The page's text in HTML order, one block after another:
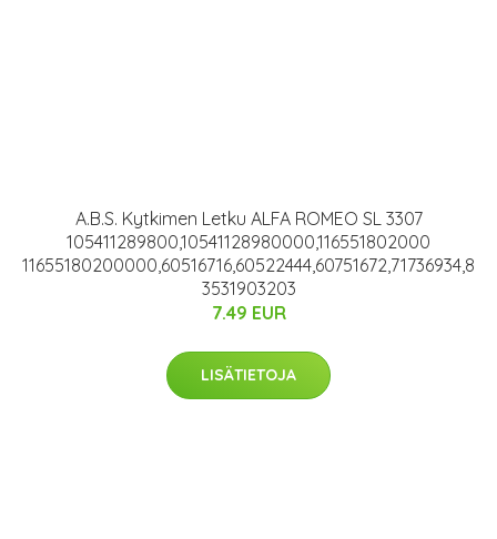
A.B.S. Kytkimen Letku ALFA ROMEO SL 3307
105411289800,10541128980000,116551802000
11655180200000,60516716,60522444,60751672,71736934,8
3531903203
7.49 EUR
LISÄTIETOJA